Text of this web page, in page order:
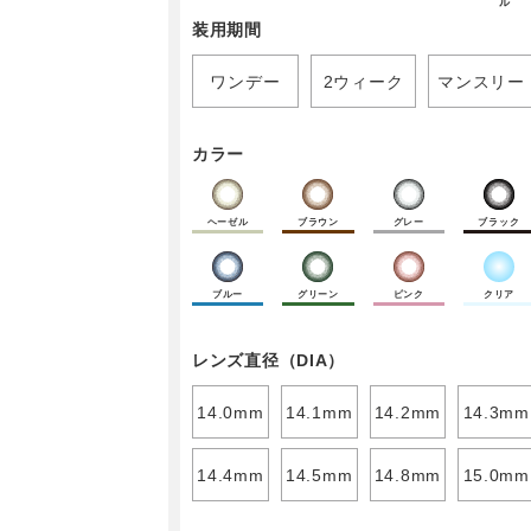
ル
装用期間
ワンデー 2ウィーク マンスリー
カラー
ヘーゼル ブラウン グレー ブラック
ブルー グリーン ピンク クリア
レンズ直径（DIA）
14.0mm 14.1mm 14.2mm 14.3mm
14.4mm 14.5mm 14.8mm 15.0mm